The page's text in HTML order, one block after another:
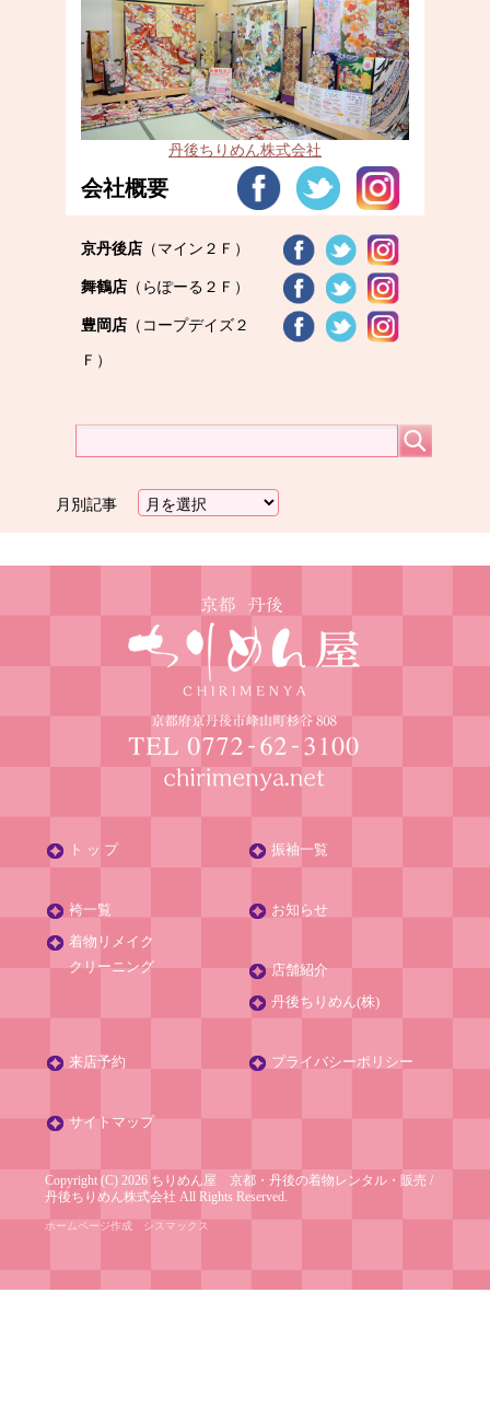
丹後ちりめん株式会社
会社概要
京丹後店 （マイン２Ｆ）
舞鶴店 （らぽーる２Ｆ）
豊岡店 （コープデイズ２
Ｆ）
月別記事
ト ッ プ 振袖一覧
袴一覧
着物リメイク
クリーニング
お知らせ
店舗紹介
丹後ちりめん(株)
来店予約 プライバシーポリシー
サイトマップ
Copyright (C) 2026 ちりめん屋 京都・丹後の着物レンタル・販売 /
丹後ちりめん株式会社 All Rights Reserved.
ホームページ作成 シスマックス